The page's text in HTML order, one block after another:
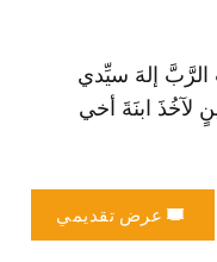
إلهَ سيِّدي
لآخُذَ ابنَةَ أخي
عرض تقديمي